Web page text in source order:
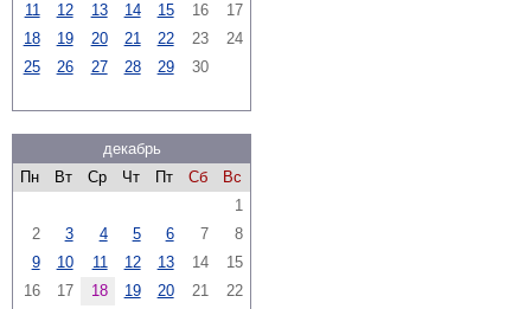
11
12 13 14 15 16
17
18
19 20 21 22 23
24
25
26 27 28 29 30
декабрь
Пн
Вт Ср Чт Пт Сб
Вс
1
2
3 4 5 6 7
8
9
10 11 12 13 14
15
16
17 18 19 20 21
22